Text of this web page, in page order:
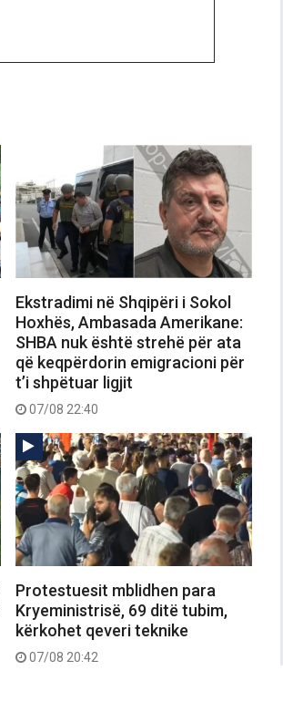
Ekstradimi në Shqipëri i Sokol
Hoxhës, Ambasada Amerikane:
SHBA nuk është strehë për ata
që keqpërdorin emigracioni për
t’i shpëtuar ligjit
07/08 22:40
Protestuesit mblidhen para
Kryeministrisë, 69 ditë tubim,
kërkohet qeveri teknike
07/08 20:42